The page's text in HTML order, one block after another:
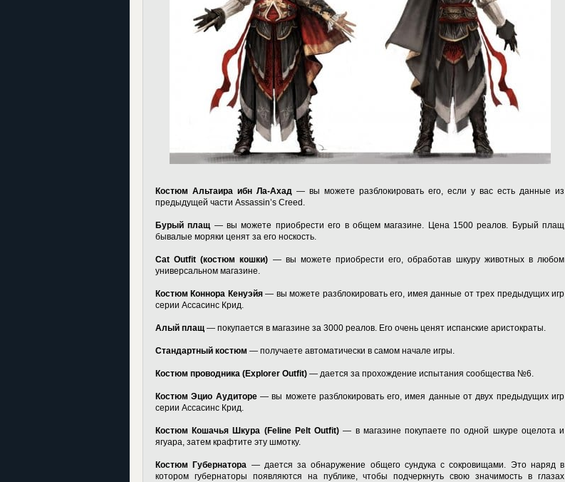
Костюм Альтаира ибн Ла-Ахад — вы можете разблокировать его, если у вас есть данные из
предыдущей части Assassin’s Creed.
Бурый плащ — вы можете приобрести его в общем магазине. Цена 1500 реалов. Бурый плащ
бывалые моряки ценят за его носкость.
Cat Outfit (костюм кошки) — вы можете приобрести его, обработав шкуру животных в любом
универсальном магазине.
Костюм Коннора Кенуэйя— вы можете разблокировать его, имея данные от трех предыдущих игр
серии Ассасинс Крид.
Алый плащ — покупается в магазине за 3000 реалов. Его очень ценят испанские аристократы.
Стандартный костюм — получаете автоматически в самом начале игры.
Костюм проводника (Explorer Outfit) — дается за прохождение испытания сообщества №6.
Костюм Эцио Аудиторе— вы можете разблокировать его, имея данные от двух предыдущих игр
серии Ассасинс Крид.
Костюм Кошачья Шкура (Feline Pelt Outfit) — в магазине покупаете по одной шкуре оцелота и
ягуара, затем крафтите эту шмотку.
Костюм Губернатора — дается за обнаружение общего сундука с сокровищами. Это наряд в
котором губернаторы появляются на публике, чтобы подчеркнуть свою значимость в глазах